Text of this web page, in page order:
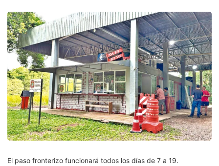
El paso fronterizo funcionará todos los días de 7 a 19.